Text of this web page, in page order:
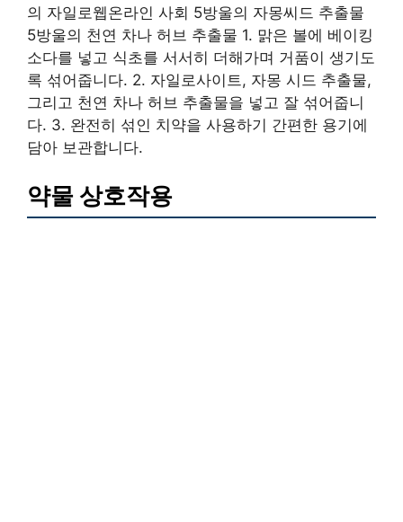
의 자일로웹온라인 사회 5방울의 자몽씨드 추출물
5방울의 천연 차나 허브 추출물 1. 맑은 볼에 베이킹
소다를 넣고 식초를 서서히 더해가며 거품이 생기도
록 섞어줍니다. 2. 자일로사이트, 자몽 시드 추출물,
그리고 천연 차나 허브 추출물을 넣고 잘 섞어줍니
다. 3. 완전히 섞인 치약을 사용하기 간편한 용기에
담아 보관합니다.
약물 상호작용